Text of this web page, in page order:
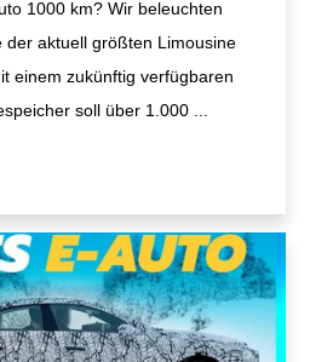
1000 km? Wir beleuchten
der aktuell größten Limousine
einem zukünftig verfügbaren
soll über 1.000